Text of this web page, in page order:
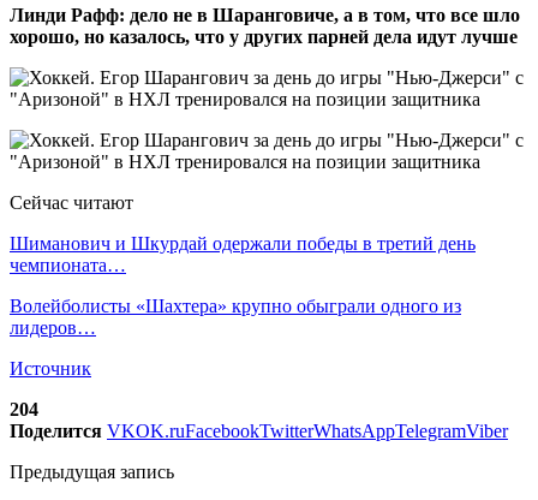
Линди Рафф: дело не в Шаранговиче, а в том, что все шло
хорошо, но казалось, что у других парней дела идут лучше
Сейчас читают
Шиманович и Шкурдай одержали победы в третий день
чемпионата…
Волейболисты «Шахтера» крупно обыграли одного из
лидеров…
Источник
204
Поделится VKOK.ruFacebookTwitterWhatsAppTelegramViber
Предыдущая запись